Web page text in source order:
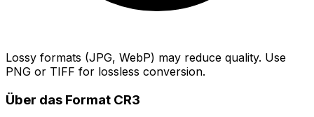
Lossy formats (JPG, WebP) may reduce quality. Use
PNG or TIFF for lossless conversion.
Über das Format CR3